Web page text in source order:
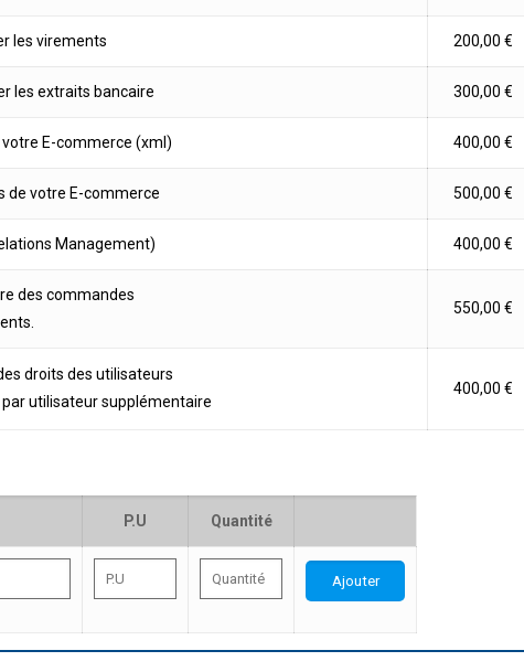
les virements 200,00 €
les extraits bancaire 300,00 €
E-commerce (xml) 400,00 €
de votre E-commerce 500,00 €
Management) 400,00 €
des commandes
550,00 €
droits des utilisateurs
par utilisateur supplémentaire
400,00 €
P.U Quantité
Ajouter